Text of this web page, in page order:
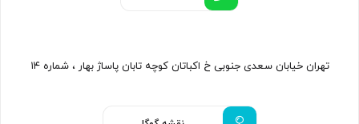
تهران خیابان سعدی جنوبی خ اکباتان کوچه تابان پاساژ بهار ، شماره ۱۴